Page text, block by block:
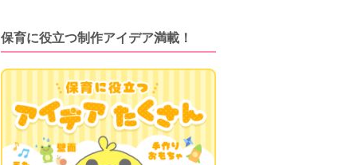
保育に役立つ制作アイデア満載！